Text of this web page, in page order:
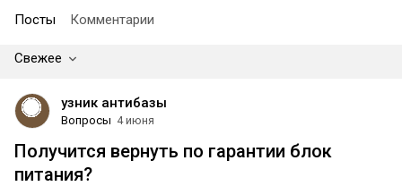
Посты Комментарии
Свежее
узник антибазы
Вопросы 4 июня
Получится вернуть по гарантии блок
питания?